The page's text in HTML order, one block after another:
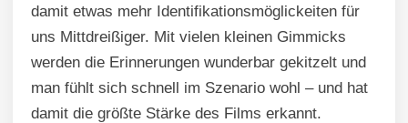
damit etwas mehr Identifikationsmöglickeiten für
uns Mittdreißiger. Mit vielen kleinen Gimmicks
werden die Erinnerungen wunderbar gekitzelt und
man fühlt sich schnell im Szenario wohl – und hat
damit die größte Stärke des Films erkannt.